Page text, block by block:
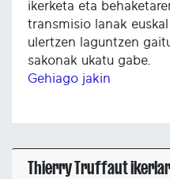
ikerketa eta
transmisio lanak
ulertzen laguntzen
sakonak ukatu gabe.
Gehiago jakin
Thierry Truffaut